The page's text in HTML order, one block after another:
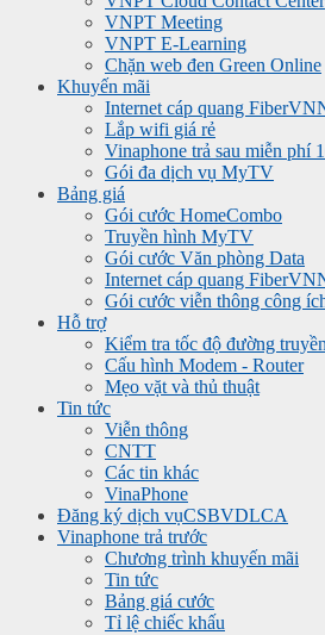
VNPT Meeting
VNPT E-Learning
Chặn web đen Green Online
Khuyến mãi
Internet cáp quang
Lắp wifi giá rẻ
Vinaphone trả sau miễn phí
Gói đa dịch vụ MyTV
Bảng giá
Gói cước HomeCombo
Truyền hình MyTV
Gói cước Văn phòng Data
Internet cáp quang
Gói cước viễn thông công
Hỗ trợ
Kiểm tra tốc độ đường truyền
Cấu hình Modem - Router
Mẹo vặt và thủ thuật
Tin tức
Viễn thông
CNTT
Các tin khác
VinaPhone
Đăng ký dịch vụCSBVDLCA
Vinaphone trả trước
Chương trình khuyến mãi
Tin tức
Bảng giá cước
Tỉ lệ chiếc khấu